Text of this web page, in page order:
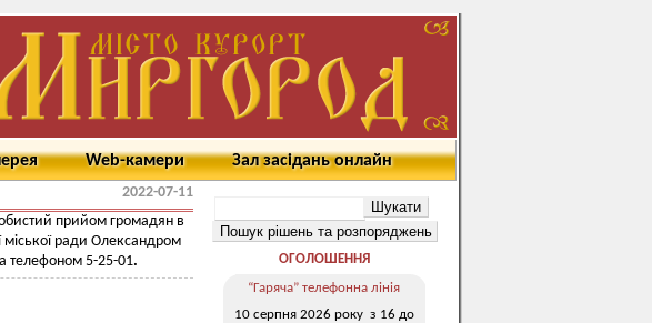
Web-камери Зал засідань онлайн
2022-07-11
прийом громадян в
міської ради Олександром
телефоном 5-25-01.
ОГОЛОШЕННЯ
“Гаряча” телефонна лінія
10 серпня 2026 року з 16 до